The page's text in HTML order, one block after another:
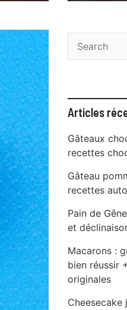
Articles
Gâteaux
recettes
Gâteau
recettes
Pain de
et
Macarons :
bien réussir
originales
Cheesecake